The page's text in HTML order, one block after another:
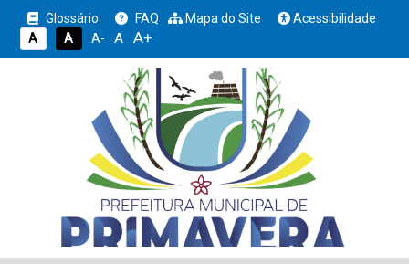
Glossário FAQ Mapa do Site
Acessibilidade
A
A A- A A+